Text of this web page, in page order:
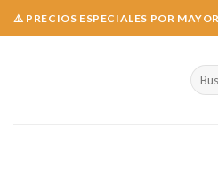
Skip
to
⚠️ PRECIOS ESPECIALES POR
Buscar
por: